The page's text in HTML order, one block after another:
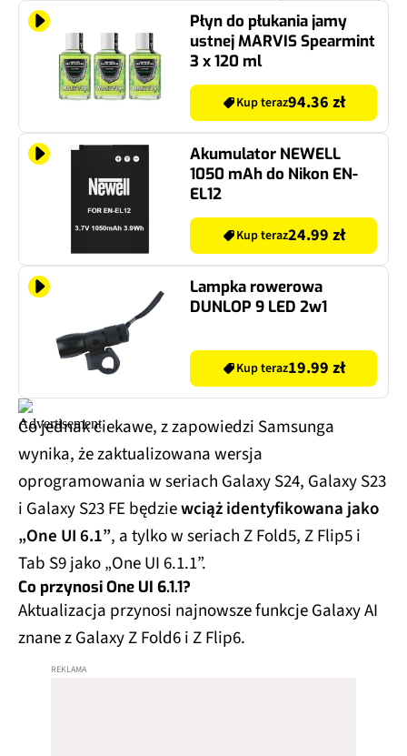
Płyn do płukania jamy
ustnej MARVIS Spearmint
3 x 120 ml
Kup teraz94.36 zł
Akumulator NEWELL
1050 mAh do Nikon EN-
EL12
Kup teraz24.99 zł
Lampka rowerowa
DUNLOP 9 LED 2w1
Kup teraz19.99 zł
Co jednak ciekawe, z zapowiedzi Samsunga
wynika, że zaktualizowana wersja
oprogramowania w seriach Galaxy S24, Galaxy S23
i Galaxy S23 FE będziewciąż identyfikowana jako
„One UI 6.1”, a tylko w seriach Z Fold5, Z Flip5 i
Tab S9 jako „One UI 6.1.1”.
Co przynosi One UI 6.1.1?
Aktualizacja przynosi najnowsze funkcje Galaxy AI
znane z Galaxy Z Fold6 i Z Flip6.